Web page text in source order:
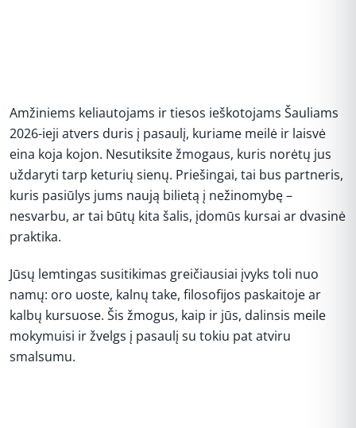
Amžiniems keliautojams ir tiesos ieškotojams Šauliams
2026-ieji atvers duris į pasaulį, kuriame meilė ir laisvė
eina koja kojon. Nesutiksite žmogaus, kuris norėtų jus
uždaryti tarp keturių sienų. Priešingai, tai bus partneris,
kuris pasiūlys jums naują bilietą į nežinomybę –
nesvarbu, ar tai būtų kita šalis, įdomūs kursai ar dvasinė
praktika.
Jūsų lemtingas susitikimas greičiausiai įvyks toli nuo
namų: oro uoste, kalnų take, filosofijos paskaitoje ar
kalbų kursuose. Šis žmogus, kaip ir jūs, dalinsis meile
mokymuisi ir žvelgs į pasaulį su tokiu pat atviru
smalsumu.